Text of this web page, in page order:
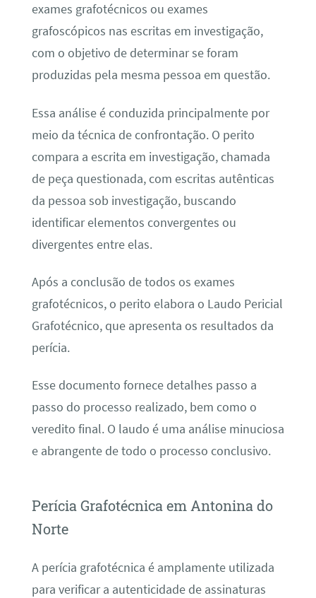
exames grafotécnicos ou exames
grafoscópicos nas escritas em investigação,
com o objetivo de determinar se foram
produzidas pela mesma pessoa em questão.
Essa análise é conduzida principalmente por
meio da técnica de confrontação. O perito
compara a escrita em investigação, chamada
de peça questionada, com escritas autênticas
da pessoa sob investigação, buscando
identificar elementos convergentes ou
divergentes entre elas.
Após a conclusão de todos os exames
grafotécnicos, o perito elabora o Laudo Pericial
Grafotécnico, que apresenta os resultados da
perícia.
Esse documento fornece detalhes passo a
passo do processo realizado, bem como o
veredito final. O laudo é uma análise minuciosa
e abrangente de todo o processo conclusivo.
Perícia Grafotécnica em Antonina do
Norte
A perícia grafotécnica é amplamente utilizada
para verificar a autenticidade de assinaturas